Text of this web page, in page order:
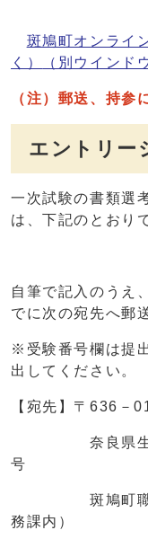
斑鳩町オンライ
く）
（別ウインド
（注）郵送、持参
エントリー
一次試験の書類選
は、下記のとおり
自筆で記入のうえ
でに次の宛先へ郵
※受験番号欄は提
出してください。
【宛先】〒636－
奈良県生駒郡
号
斑鳩町職員採
務課内）